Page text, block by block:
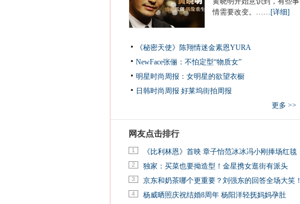
情需要改变。……[详细]
《秘密天使》陈翔情迷金素恩YURA
NewFace张俪：不怕定型“物质女”
明星时尚周报：女明星的欲望衣橱
日韩时尚周报 好莱坞街拍周报
更多 >>
网友点击排行
1 《比利林恩》首映 章子怡范冰冰冯小刚捧场红毯
2 独家：买菜也要拗造型！金星携女逛街有派头
3 京东和奶茶哪个更重要？刘强东的回答全场大笑！
4 杨威晒照庆祝结婚8周年 杨阳洋轻抚妈妈孕肚